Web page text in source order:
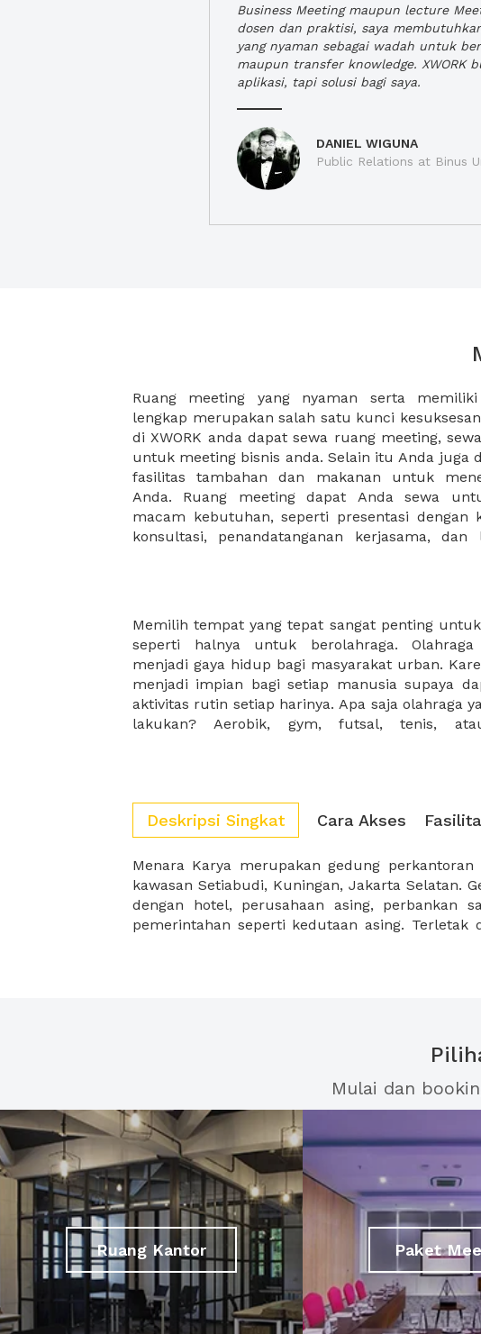
Business Meeting maupun lecture
dosen dan praktisi, saya
yang nyaman sebagai wadah untuk
maupun transfer knowledge. XWORK
aplikasi, tapi solusi bagi saya.
DANIEL WIGUNA
Public Relations at Binus
Ruang meeting yang nyaman serta
lengkap merupakan salah satu kunci
di XWORK anda dapat sewa ruang meeting,
untuk meeting bisnis anda. Selain itu Anda juga
fasilitas tambahan dan makanan untuk
Anda. Ruang meeting dapat Anda sewa
macam kebutuhan, seperti presentasi dengan
konsultasi, penandatanganan kerjasama, dan
meeting juga dapat diatur susunan tempat
kebutuhan dan ketersediaan ruangan. Ribuan
dapat Anda pilih berdasarkan corak
strategis, harga yang sesuai dengan budget
ataupun disesuaikan dengan kebutuhan
meeting room di XWORK akan
Memilih tempat yang tepat sangat penting
seperti halnya untuk berolahraga.
menjadi gaya hidup bagi masyarakat urban.
menjadi impian bagi setiap manusia supaya
aktivitas rutin setiap harinya. Apa saja olahraga
lakukan? Aerobik, gym, futsal, tenis,
Untungnya, kami memiliki variasi pilian
gunakan mulai dari indoor ataupun outdoor,
dengan olahraga apa yang akan anda lakukan.
Deskripsi Singkat Cara Akses
Menara Karya merupakan gedung
kawasan Setiabudi, Kuningan, Jakarta Selatan.
dengan hotel, perusahaan asing, perbankan
pemerintahan seperti kedutaan asing. Terletak
membuat menara Karya menjadi gedung
Mulai dan
Ruang Kantor Paket